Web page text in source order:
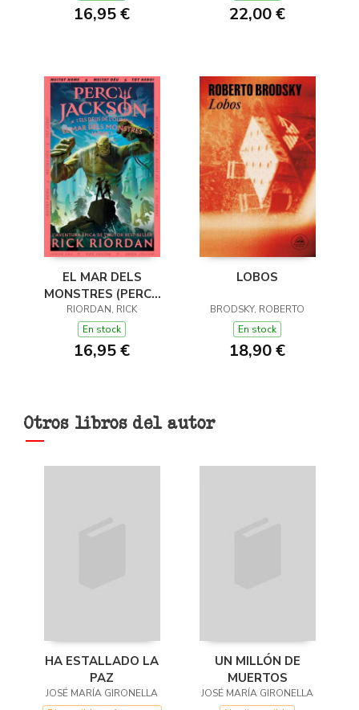
16,95 € 22,00 €
EL MAR DELS
MONSTRES (PERCY
JACKSON I ELS DÉUS
DE L'OLIMP 2)
RIORDAN, RICK
En stock
16,95 €
LOBOS
BRODSKY, ROBERTO
En stock
18,90 €
Otros libros del autor
HA ESTALLADO LA
PAZ
JOSÉ MARÍA GIRONELLA
UN MILLÓN DE
MUERTOS
JOSÉ MARÍA GIRONELLA